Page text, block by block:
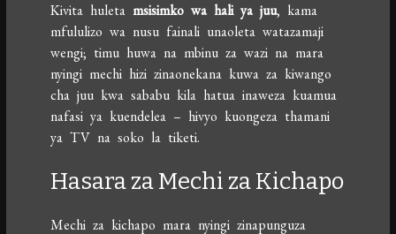
Kivita huletamsisimko wa hali ya juu, kama
mfululizo wa nusu fainali unaoleta watazamaji
wengi; timu huwa na mbinu za wazi na mara
nyingi mechi hizi zinaonekana kuwa za kiwango
cha juu kwa sababu kila hatua inaweza kuamua
nafasi ya kuendelea – hivyo kuongeza thamani
ya TV na soko la tiketi.
Hasara za Mechi za Kichapo
Mechi za kichapo mara nyingi zinapunguza